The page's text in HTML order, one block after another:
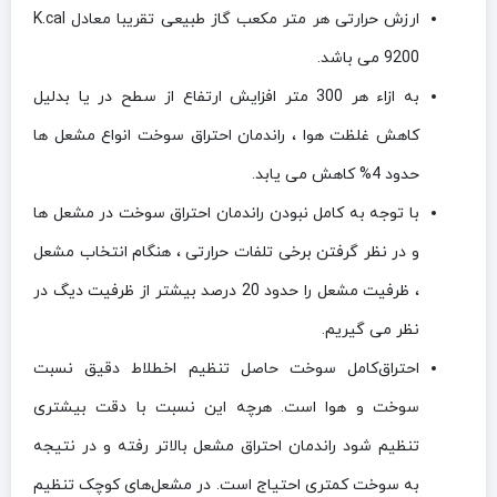
ارزش حرارتی هر متر مکعب گاز طبیعی تقریبا معادل K.cal
9200 می باشد.
به ازاء هر 300 متر افزایش ارتفاع از سطح در یا بدلیل
کاهش غلظت هوا ، راندمان احتراق سوخت انواع مشعل ها
حدود 4% کاهش می یابد.
با توجه به کامل نبودن راندمان احتراق سوخت در مشعل ها
و در نظر گرفتن برخی تلفات حرارتی ، هنگام انتخاب مشعل
، ظرفیت مشعل را حدود 20 درصد بیشتر از ظرفیت دیگ در
نظر می گیریم.
احتراق‌کامل سوخت حاصل تنظیم اخطلاط دقیق نسبت
سوخت و هوا است. هرچه این نسبت با دقت بیشتری
تنظیم شود راندمان احتراق مشعل بالاتر رفته و در نتیجه
به سوخت کمتری احتیاج است. در مشعل‌های کوچک تنظیم